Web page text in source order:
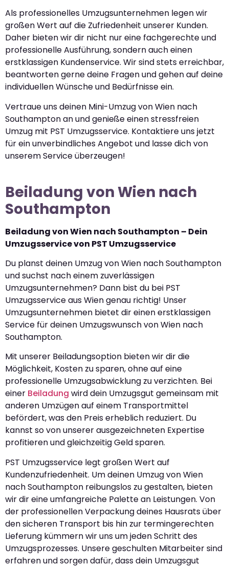
Als professionelles Umzugsunternehmen legen wir
großen Wert auf die Zufriedenheit unserer Kunden.
Daher bieten wir dir nicht nur eine fachgerechte und
professionelle Ausführung, sondern auch einen
erstklassigen Kundenservice. Wir sind stets erreichbar,
beantworten gerne deine Fragen und gehen auf deine
individuellen Wünsche und Bedürfnisse ein.
Vertraue uns deinen Mini-Umzug von Wien nach
Southampton an und genieße einen stressfreien
Umzug mit PST Umzugsservice. Kontaktiere uns jetzt
für ein unverbindliches Angebot und lasse dich von
unserem Service überzeugen!
Beiladung von Wien nach
Southampton
Beiladung von Wien nach Southampton – Dein
Umzugsservice von PST Umzugsservice
Du planst deinen Umzug von Wien nach Southampton
und suchst nach einem zuverlässigen
Umzugsunternehmen? Dann bist du bei PST
Umzugsservice aus Wien genau richtig! Unser
Umzugsunternehmen bietet dir einen erstklassigen
Service für deinen Umzugswunsch von Wien nach
Southampton.
Mit unserer Beiladungsoption bieten wir dir die
Möglichkeit, Kosten zu sparen, ohne auf eine
professionelle Umzugsabwicklung zu verzichten. Bei
einer Beiladung wird dein Umzugsgut gemeinsam mit
anderen Umzügen auf einem Transportmittel
befördert, was den Preis erheblich reduziert. Du
kannst so von unserer ausgezeichneten Expertise
profitieren und gleichzeitig Geld sparen.
PST Umzugsservice legt großen Wert auf
Kundenzufriedenheit. Um deinen Umzug von Wien
nach Southampton reibungslos zu gestalten, bieten
wir dir eine umfangreiche Palette an Leistungen. Von
der professionellen Verpackung deines Hausrats über
den sicheren Transport bis hin zur termingerechten
Lieferung kümmern wir uns um jeden Schritt des
Umzugsprozesses. Unsere geschulten Mitarbeiter sind
erfahren und sorgen dafür, dass dein Umzugsgut